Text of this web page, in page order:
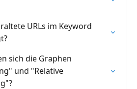
URLs im Keyword
sich die Graphen
und "Relative